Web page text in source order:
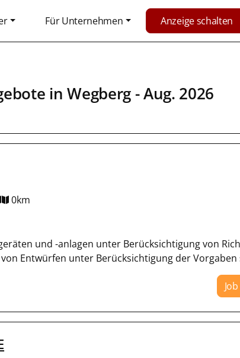
Für Unternehmen Anzeige schalten
inWegberg- Aug. 2026
0km
und -anlagen unter Berücksichtigung von
Entwürfen unter Berücksichtigung der Vorgaben